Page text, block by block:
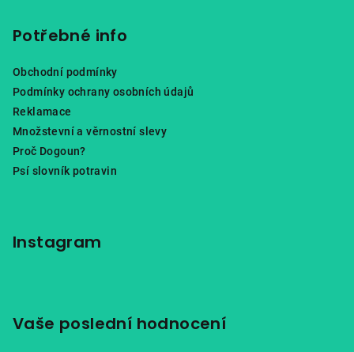
Potřebné info
Obchodní podmínky
Podmínky ochrany osobních údajů
Reklamace
Množstevní a věrnostní slevy
Proč Dogoun?
Psí slovník potravin
Instagram
Vaše poslední hodnocení